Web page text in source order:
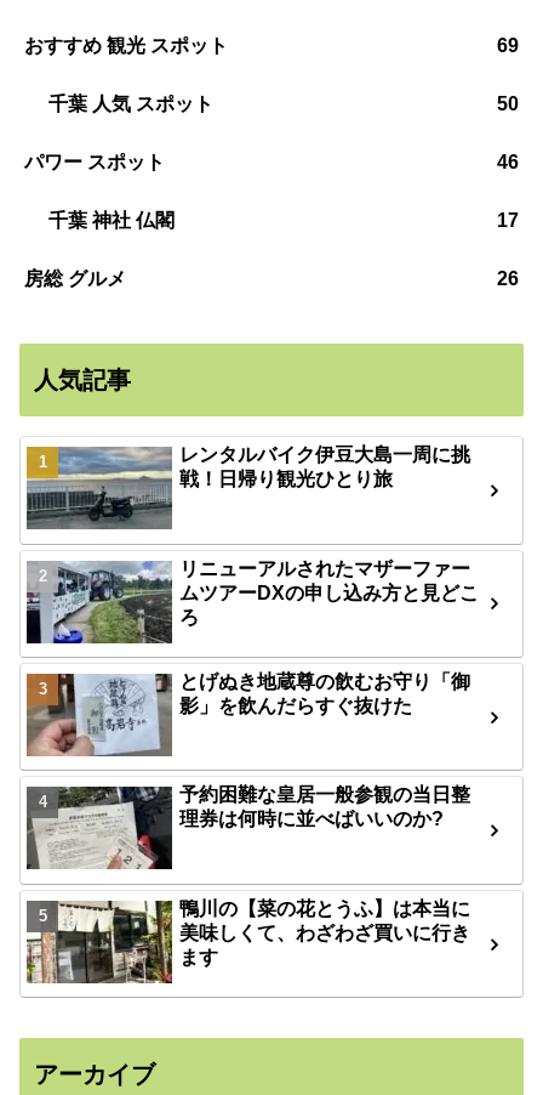
おすすめ 観光 スポット 69
千葉 人気 スポット 50
パワー スポット 46
千葉 神社 仏閣 17
房総 グルメ 26
人気記事
レンタルバイク伊豆大島一周に挑
戦！日帰り観光ひとり旅
リニューアルされたマザーファー
ムツアーDXの申し込み方と見どこ
ろ
とげぬき地蔵尊の飲むお守り「御
影」を飲んだらすぐ抜けた
予約困難な皇居一般参観の当日整
理券は何時に並べばいいのか?
鴨川の【菜の花とうふ】は本当に
美味しくて、わざわざ買いに行き
ます
アーカイブ